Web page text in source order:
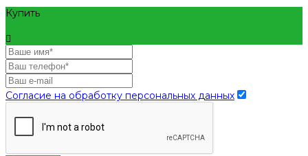
Купить
Согласие на обработку персональных данных